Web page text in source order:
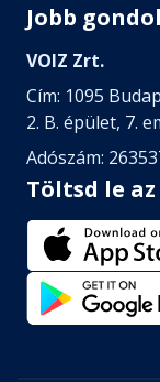
Jobb
VOIZ Zrt.
Cím: 1095
2. B. épület, 7.
Adószám:
Töltsd le